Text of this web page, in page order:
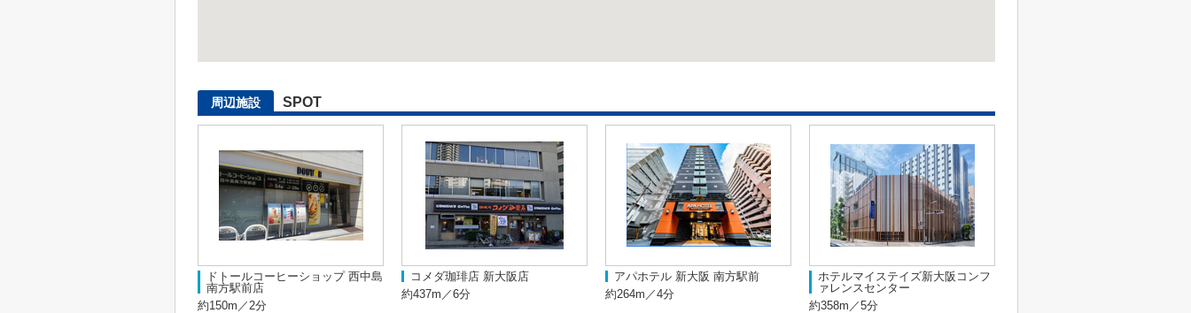
周辺施設 SPOT
ドトールコーヒーショップ 西中島
南方駅前店
約150m／2分
コメダ珈琲店 新大阪店
約437m／6分
アパホテル 新大阪 南方駅前
約264m／4分
ホテルマイステイズ新大阪コンフ
ァレンスセンター
約358m／5分